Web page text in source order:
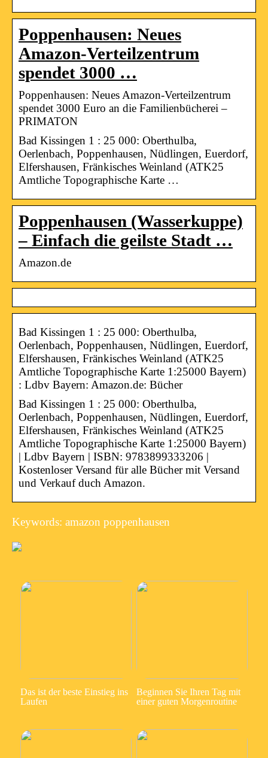
Poppenhausen: Neues
Amazon-Verteilzentrum
spendet 3000 …
Poppenhausen: Neues Amazon-Verteilzentrum
spendet 3000 Euro an die Familienbücherei –
PRIMATON
Bad Kissingen 1 : 25 000: Oberthulba,
Oerlenbach, Poppenhausen, Nüdlingen, Euerdorf,
Elfershausen, Fränkisches Weinland (ATK25
Amtliche Topographische Karte …
Poppenhausen (Wasserkuppe)
– Einfach die geilste Stadt …
Amazon.de
Bad Kissingen 1 : 25 000: Oberthulba,
Oerlenbach, Poppenhausen, Nüdlingen, Euerdorf,
Elfershausen, Fränkisches Weinland (ATK25
Amtliche Topographische Karte 1:25000 Bayern)
: Ldbv Bayern: Amazon.de: Bücher
Bad Kissingen 1 : 25 000: Oberthulba,
Oerlenbach, Poppenhausen, Nüdlingen, Euerdorf,
Elfershausen, Fränkisches Weinland (ATK25
Amtliche Topographische Karte 1:25000 Bayern)
| Ldbv Bayern | ISBN: 9783899333206 |
Kostenloser Versand für alle Bücher mit Versand
und Verkauf duch Amazon.
Keywords: amazon poppenhausen
Das ist der beste Einstieg ins
Laufen
Beginnen Sie Ihren Tag mit
einer guten Morgenroutine